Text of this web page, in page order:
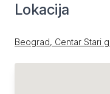
Lokacija
Beograd, Centar Stari